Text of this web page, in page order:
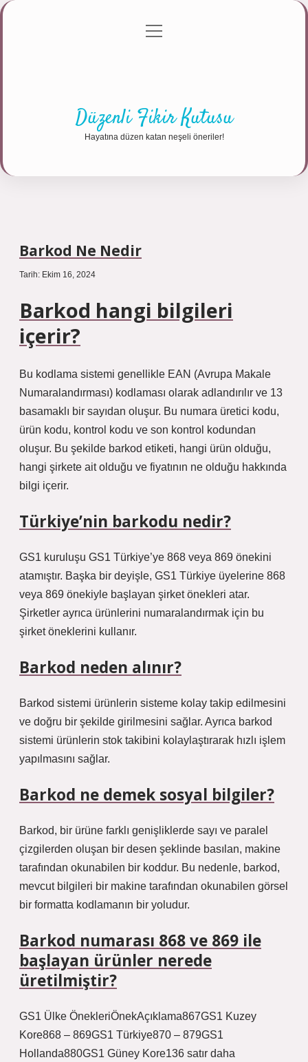
Gizlilik Politikası
menüyü
Düzenli Fikir Kutusu
Hayatına düzen katan neşeli öneriler!
Barkod Ne Nedir
Tarih: Ekim 16, 2024
Barkod hangi bilgileri
içerir?
Bu kodlama sistemi genellikle EAN (Avrupa Makale
Numaralandırması) kodlaması olarak adlandırılır ve 13
basamaklı bir sayıdan oluşur. Bu numara üretici kodu,
ürün kodu, kontrol kodu ve son kontrol kodundan
oluşur. Bu şekilde barkod etiketi, hangi ürün olduğu,
hangi şirkete ait olduğu ve fiyatının ne olduğu hakkında
bilgi içerir.
Türkiye’nin barkodu nedir?
GS1 kuruluşu GS1 Türkiye’ye 868 veya 869 önekini
atamıştır. Başka bir deyişle, GS1 Türkiye üyelerine 868
veya 869 önekiyle başlayan şirket önekleri atar.
Şirketler ayrıca ürünlerini numaralandırmak için bu
şirket öneklerini kullanır.
Barkod neden alınır?
Barkod sistemi ürünlerin sisteme kolay takip edilmesini
ve doğru bir şekilde girilmesini sağlar. Ayrıca barkod
sistemi ürünlerin stok takibini kolaylaştırarak hızlı işlem
yapılmasını sağlar.
Barkod ne demek sosyal bilgiler?
Barkod, bir ürüne farklı genişliklerde sayı ve paralel
çizgilerden oluşan bir desen şeklinde basılan, makine
tarafından okunabilen bir koddur. Bu nedenle, barkod,
mevcut bilgileri bir makine tarafından okunabilen görsel
bir formatta kodlamanın bir yoludur.
Barkod numarası 868 ve 869 ile
başlayan ürünler nerede
üretilmiştir?
GS1 Ülke ÖnekleriÖnekAçıklama867GS1 Kuzey
Kore868 – 869GS1 Türkiye870 – 879GS1
Hollanda880GS1 Güney Kore136 satır daha